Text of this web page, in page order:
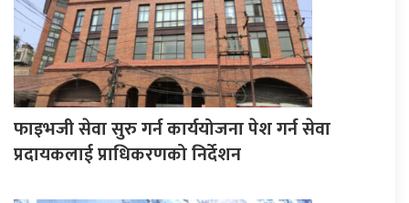
फाइभजी सेवा सुरु गर्न कार्ययोजना पेश गर्न सेवा
प्रदायकलाई प्राधिकरणको निर्देशन